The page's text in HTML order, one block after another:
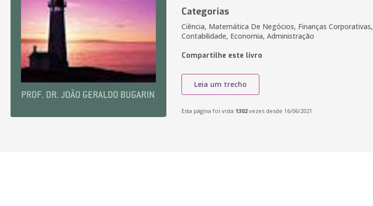
Categorias
Ciência, Matemática De Negócios, Finanças Corporativas,
Contabilidade, Economia, Administração
Compartilhe este livro
Leia um trecho
Esta página foi vista 1302vezes desde 16/06/2021